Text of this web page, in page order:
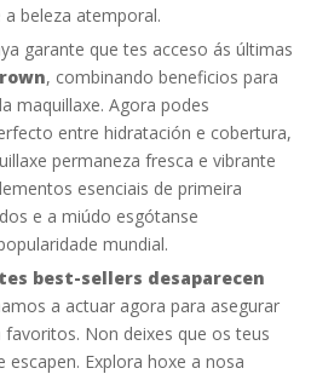
a beleza atemporal.
garante que tes acceso ás últimas
, combinando beneficios para
maquillaxe. Agora podes
entre hidratación e cobertura,
permaneza fresca e vibrante
esenciais de primeira
e a miúdo esgótanse
mundial.
best-sellers desaparecen
a actuar agora para asegurar
Non deixes que os teus
Explora hoxe a nosa